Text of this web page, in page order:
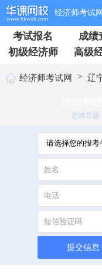
经济师考试网
考试报名 成绩
初级经济师
高级
经济师考试网 > 辽
思维导题
提交信息